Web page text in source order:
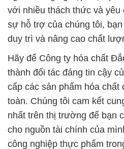
thành đối tác đáng tin cậy
cấp các sản phẩm hóa
toàn. Chúng tôi cam kết
nhất trên thị trường để bạn
cho nguồn tài chính của
công nghiệp thực phẩm
và vệ sinh thực phẩm.
# Đơn vị kinh doanh § cung
Canxi Hypoclorit Dạng Hạt #
tại Đồng Tháp